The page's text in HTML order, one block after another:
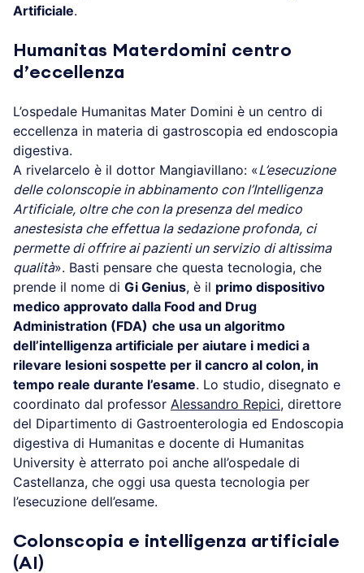
Artificiale.
Humanitas Materdomini centro
d’eccellenza
L’ospedale Humanitas Mater Domini è un centro di
eccellenza in materia di gastroscopia ed endoscopia
digestiva.
A rivelarcelo è il dottor Mangiavillano: «L’esecuzione
delle colonscopie in abbinamento con l’Intelligenza
Artificiale, oltre che con la presenza del medico
anestesista che effettua la sedazione profonda, ci
permette di offrire ai pazienti un servizio di altissima
qualità». Basti pensare che questa tecnologia, che
prende il nome di Gi Genius, è il primo dispositivo
medico approvato dalla Food and Drug
Administration (FDA) che usa un algoritmo
dell’intelligenza artificiale per aiutare i medici a
rilevare lesioni sospette per il cancro al colon, in
tempo reale durante l’esame. Lo studio, disegnato e
coordinato dal professor Alessandro Repici, direttore
del Dipartimento di Gastroenterologia ed Endoscopia
digestiva di Humanitas e docente di Humanitas
University è atterrato poi anche all’ospedale di
Castellanza, che oggi usa questa tecnologia per
l’esecuzione dell’esame.
Colonscopia e intelligenza artificiale
(AI)